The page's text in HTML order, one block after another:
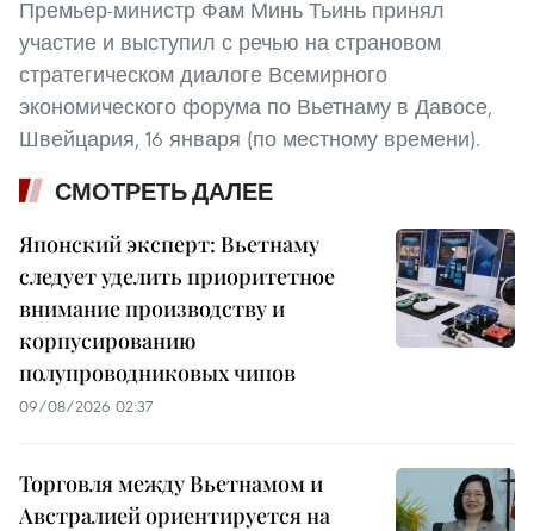
Премьер-министр Фам Минь Тьинь принял
участие и выступил с речью на страновом
стратегическом диалоге Всемирного
экономического форума по Вьетнаму в Давосе,
Швейцария, 16 января (по местному времени).
СМОТРЕТЬ ДАЛЕЕ
Японский эксперт: Вьетнаму
следует уделить приоритетное
внимание производству и
корпусированию
полупроводниковых чипов
09/08/2026 02:37
Торговля между Вьетнамом и
Австралией ориентируется на